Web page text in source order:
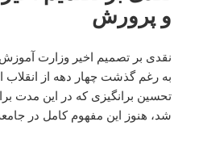
و پرورش
نقدی بر تصمیم اخیر وزارت
به رغم گذشت چهار دهه از
تحسین برانگیزی که در این مدت
شد، هنوز این مفهوم کامل در